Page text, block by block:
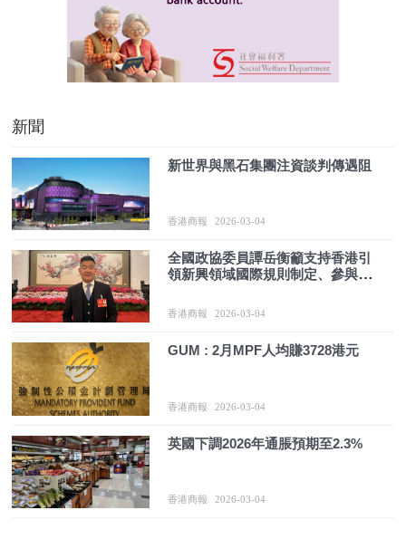
新聞
新世界與黑石集團注資談判傳遇阻
香港商報 2026-03-04
全國政協委員譚岳衡籲支持香港引
領新興領域國際規則制定、參與全
香港商報 2026-03-04
GUM : 2月MPF人均賺3728港元
香港商報 2026-03-04
英國下調2026年通脹預期至2.3%
香港商報 2026-03-04